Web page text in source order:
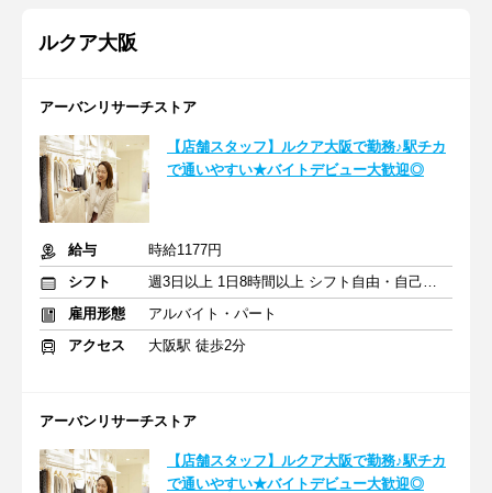
ルクア大阪
アーバンリサーチストア
【店舗スタッフ】ルクア大阪で勤務♪駅チカ
で通いやすい★バイトデビュー大歓迎◎
給与
時給1177円
シフト
週3日以上 1日8時間以上 シフト自由・自己申告
雇用形態
アルバイト・パート
アクセス
大阪駅 徒歩2分
アーバンリサーチストア
【店舗スタッフ】ルクア大阪で勤務♪駅チカ
で通いやすい★バイトデビュー大歓迎◎